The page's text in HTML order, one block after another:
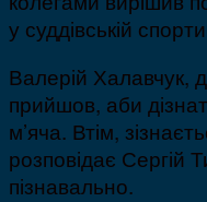
у суддівській
Валерій Халавчук,
прийшов, аби
м’яча. Втім,
розповідає Сергій
пізнавально.